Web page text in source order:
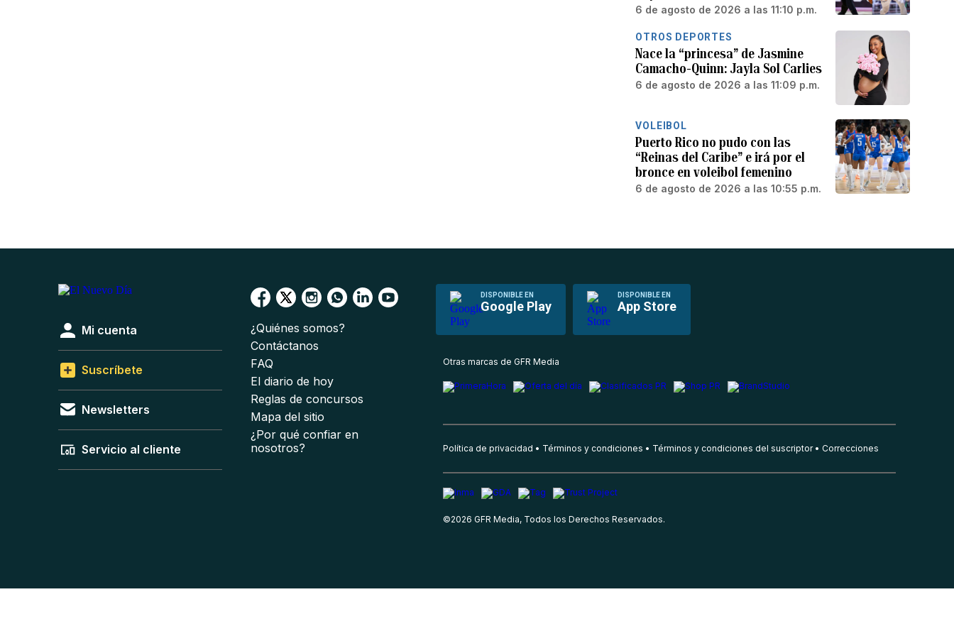
6 de agosto de 2026 a las 11:10 p.m.
OTROS DEPORTES
Nace la “princesa” de Jasmine
Camacho-Quinn: Jayla Sol Carlies
6 de agosto de 2026 a las 11:09 p.m.
VOLEIBOL
Puerto Rico no pudo con las
“Reinas del Caribe” e irá por el
bronce en voleibol femenino
6 de agosto de 2026 a las 10:55 p.m.
DISPONIBLE EN
Google Play
DISPONIBLE EN
App Store
Mi cuenta
Suscríbete
Newsletters
Servicio al cliente
¿Quiénes somos?
Contáctanos
FAQ
El diario de hoy
Reglas de concursos
Mapa del sitio
¿Por qué confiar en
nosotros?
Otras marcas de GFR Media
Política de privacidad Términos y condiciones Términos y condiciones del suscriptor Correcciones
©2026 GFR Media, Todos los Derechos Reservados.